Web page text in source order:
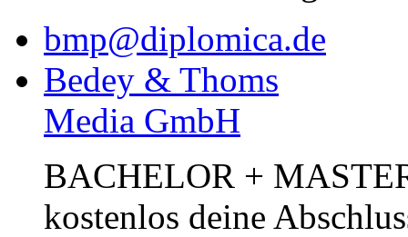
bmp@diplomica.de
Bedey & Thoms
Media GmbH
BACHELOR +
kostenlos deine